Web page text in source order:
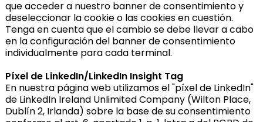
que acceder a nuestro banner de consentimiento y
deseleccionar la cookie o las cookies en cuestión.
Tenga en cuenta que el cambio se debe llevar a cabo
en la configuración del banner de consentimiento
individualmente para cada terminal.
Píxel de LinkedIn/LinkedIn Insight Tag
En nuestra página web utilizamos el "píxel de LinkedIn"
de LinkedIn Ireland Unlimited Company (Wilton Place,
Dublín 2, Irlanda) sobre la base de su consentimiento